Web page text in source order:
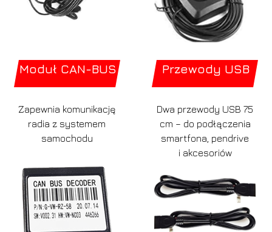
Moduł CAN-BUS
Zapewnia komunikację
radia z systemem
samochodu
Przewody USB
Dwa przewody USB 75
cm – do podłączenia
smartfona, pendrive
i akcesoriów